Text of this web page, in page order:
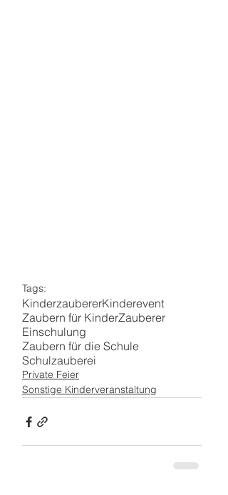
Tags:
KinderzaubererKinderevent
Zaubern für KinderZauberer
Einschulung
Zaubern für die Schule
Schulzauberei
Private Feier
Sonstige Kinderveranstaltung